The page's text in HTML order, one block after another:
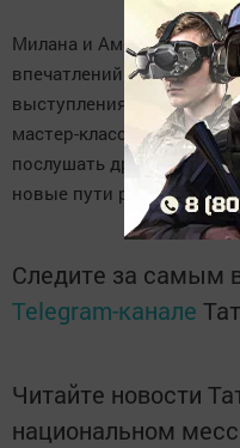
Милана и Амелия
впечатлений. Им
выступления на большой
мастер-классе по
послушать других юных
новые пути развития.
Следите за самым
Telegram-канале
Читайте новости
национальном